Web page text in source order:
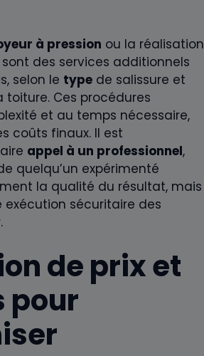
à pression ou la réalisation
sont des services additionnels
selon le type de salissure et
toiture. Ces procédures
et au temps nécessaire,
coûts finaux. Il est
appel à un professionnel,
quelqu’un expérimenté
la qualité du résultat, mais
exécution sécuritaire des
de prix et
pour